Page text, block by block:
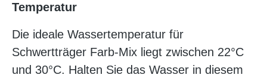
Temperatur
Die ideale Wassertemperatur für
Schwertträger Farb-Mix liegt zwischen 22°C
und 30°C. Halten Sie das Wasser in diesem